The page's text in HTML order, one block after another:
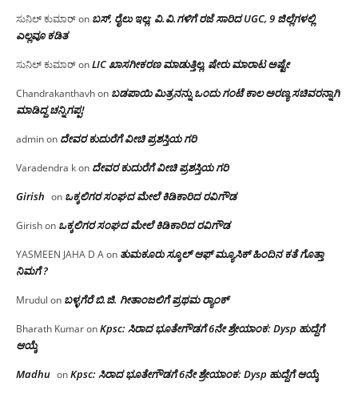
ಸುನಿಲ್ ಕುಮಾರ್on ಬಸ್, ರೈಲು ಇಲ್ಲ; ವಿ.ವಿ.ಗಳಿಗೆ ರಜೆ ಸಾರಿದ UGC, 9 ಜಿಲ್ಲೆಗಳಲ್ಲಿ
ಎಲ್ಲವೂ ಕಡಿತ
ಸುನಿಲ್ ಕುಮಾರ್onLIC ಖಾಸಗೀಕರಣ ಮಾಡುತ್ತಿಲ್ಲ, ಷೇರು ಮಾರಾಟ ಅಷ್ಟೇ
Chandrakanthavhon ಬಡಪಾಯಿ ಮಿತ್ರನನ್ನು ಒಂದು ಗಂಟೆ ಕಾಲ ಅರಣ್ಯ ಸಚಿವರನ್ನಾಗಿ
ಮಾಡಿದ್ದ ಚನ್ನಿಗಪ್ಪ!
adminon ದೇವರ ಕುದುರೆಗೆ ವೀಚಿ ಪ್ರಶಸ್ತಿಯ ಗರಿ
Varadendra kon ದೇವರ ಕುದುರೆಗೆ ವೀಚಿ ಪ್ರಶಸ್ತಿಯ ಗರಿ
Girish on ಒಕ್ಕಲಿಗರ ಸಂಘದ ಮೇಲೆ ಕಿಡಿಕಾರಿದ ರವಿಗೌಡ
Girishon ಒಕ್ಕಲಿಗರ ಸಂಘದ ಮೇಲೆ ಕಿಡಿಕಾರಿದ ರವಿಗೌಡ
YASMEEN JAHA D Aon ತುಮಕೂರು ಸ್ಕೂಲ್ ಆಫ್ ಮ್ಯೂಸಿಕ್ ಹಿಂದಿನ ಕತೆ ಗೊತ್ತಾ
ನಿಮಗೆ ?
Mrudul on ಬಳ್ಳಗೆರೆ ಬಿ.ಜಿ. ಗೀತಾಂಜಲಿಗೆ ಪ್ರಥಮ ರ‌್ಯಾಂಕ್
Bharath KumaronKpsc: ಸಿರಾದ ಭೂತೇಗೌಡಗೆ 6ನೇ ಶ್ರೇಯಾಂಕ: Dysp ಹುದ್ದೆಗೆ
ಆಯ್ಕೆ
Madhu onKpsc: ಸಿರಾದ ಭೂತೇಗೌಡಗೆ 6ನೇ ಶ್ರೇಯಾಂಕ: Dysp ಹುದ್ದೆಗೆ ಆಯ್ಕೆ